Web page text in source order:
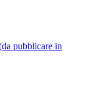
pubblicare in